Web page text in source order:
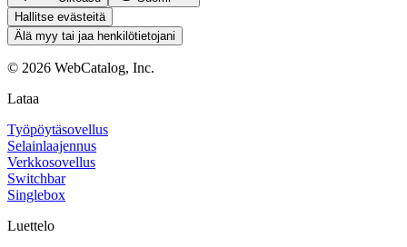
Hallitse evästeitä
Älä myy tai jaa henkilötietojani
© 2026 WebCatalog, Inc.
Lataa
Työpöytäsovellus
Selainlaajennus
Verkkosovellus
Switchbar
Singlebox
Luettelo